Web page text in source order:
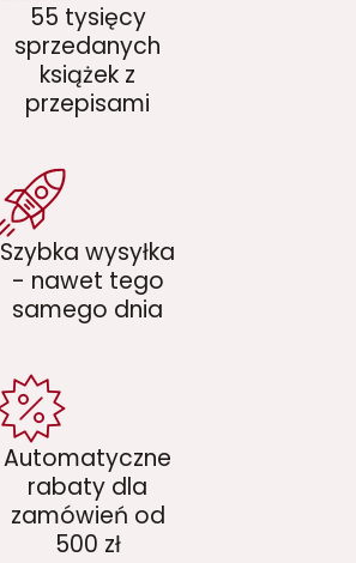
55 tysięcy
sprzedanych
książek z
przepisami
Szybka wysyłka
- nawet tego
samego dnia
Automatyczne
rabaty dla
zamówień od
500 zł